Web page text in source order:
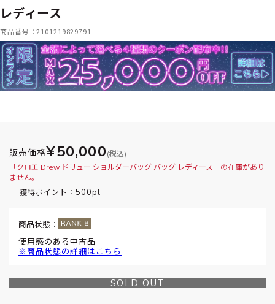
レディース
商品番号：2101219829791
販売価格¥50,000 (税込)
「クロエ Drew ドリュー ショルダーバッグ バッグ レディース」の在庫があり
ません。
獲得ポイント： 500pt
商品状態：
使用感のある中古品
※商品状態の詳細はこちら
SOLD OUT